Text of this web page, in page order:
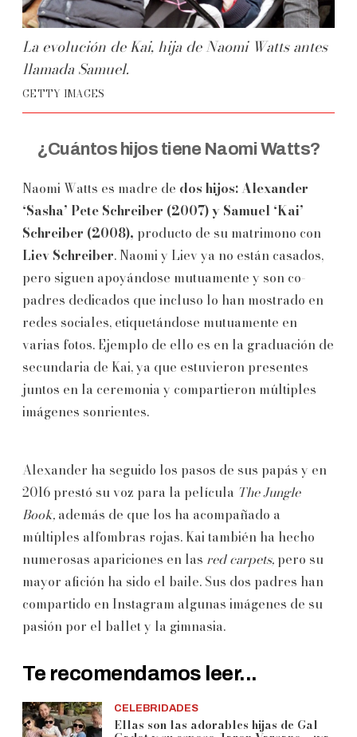
La evolución de Kai, hija de Naomi Watts antes
llamada Samuel.
GETTY IMAGES
¿Cuántos hijos tiene Naomi Watts?
Naomi Watts es madre de dos hijos: Alexander
‘Sasha’ Pete Schreiber (2007) y Samuel ‘Kai’
Schreiber (2008), producto de su matrimono con
Liev Schreiber. Naomi y Liev ya no están casados,
pero siguen apoyándose mutuamente y son co-
padres dedicados que incluso lo han mostrado en
redes sociales, etiquetándose mutuamente en
varias fotos. Ejemplo de ello es en la graduación de
secundaria de Kai, ya que estuvieron presentes
juntos en la ceremonia y compartieron múltiples
imágenes sonrientes.
Alexander ha seguido los pasos de sus papás y en
2016 prestó su voz para la película The Jungle
Book, además de que los ha acompañado a
múltiples alfombras rojas. Kai también ha hecho
numerosas apariciones en las red carpets, pero su
mayor afición ha sido el baile. Sus dos padres han
compartido en Instagram algunas imágenes de su
pasión por el ballet y la gimnasia.
Te recomendamos leer...
CELEBRIDADES
Ellas son las adorables hijas de Gal